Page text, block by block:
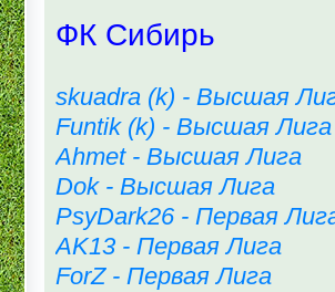
ФК Сибирь
skuadra (k) - Высшая
Funtik (k) - Высшая Лига
Ahmet - Высшая Лига
Dok - Высшая Лига
PsyDark26 - Первая
AK13 - Первая Лига
ForZ - Первая Лига